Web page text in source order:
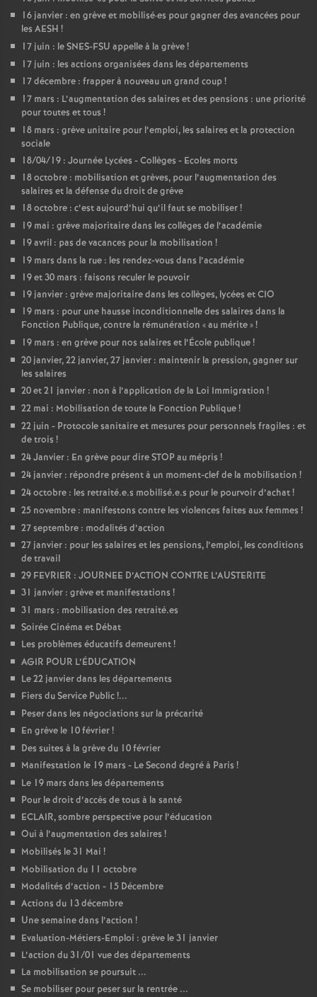
16 janvier : en grève et mobilisé·es pour gagner des avancées pour
les AESH !
17 juin : le SNES-FSU appelle à la grève!
17 juin : les actions organisées dans les départements
17 décembre : frapper à nouveau un grand coup!
17 mars : L’augmentation des salaires et des pensions : une priorité
pour toutes et tous !
18 mars : grève unitaire pour l’emploi, les salaires et la protection
sociale
18/04/19 : Journée Lycées - Collèges - Ecoles morts
18 octobre : mobilisation et grèves, pour l’augmentation des
salaires et la défense du droit de grève
18 octobre : c’est aujourd’hui qu’il faut se mobiliser!
19 mai : grève majoritaire dans les collèges de l’académie
19 avril : pas de vacances pour la mobilisation !
19 mars dans la rue : les rendez-vous dans l’académie
19 et 30 mars : faisons reculer le pouvoir
19 janvier : grève majoritaire dans les collèges, lycées et CIO
19 mars : pour une hausse inconditionnelle des salaires dans la
Fonction Publique, contre la rémunération «au mérite»!
19 mars : en grève pour nos salaires et l’École publique!
20 janvier, 22 janvier, 27 janvier : maintenir la pression, gagner sur
les salaires
20 et 21 janvier : non à l’application de la Loi Immigration !
22 mai : Mobilisation de toute la Fonction Publique!
22 juin - Protocole sanitaire et mesures pour personnels fragiles : et
de trois !
24 Janvier : En grève pour dire STOP au mépris !
24 janvier : répondre présent à un moment-clef de la mobilisation !
24 octobre : les retraité.e.s mobilisé.e.s pour le pourvoir d’achat!
25 novembre : manifestons contre les violences faites aux femmes !
27 septembre : modalités d’action
27 janvier : pour les salaires et les pensions, l’emploi, les conditions
de travail
29 FEVRIER : JOURNEE D’ACTION CONTRE L’AUSTERITE
31 janvier : grève et manifestations !
31 mars : mobilisation des retraité.es
Soirée Cinéma et Débat
Les problèmes éducatifs demeurent!
AGIR POUR L’ÉDUCATION
Le 22 janvier dans les départements
Fiers du Service Public!...
Peser dans les négociations sur la précarité
En grève le 10 février!
Des suites à la grève du 10 février
Manifestation le 19 mars - Le Second degré à Paris !
Le 19 mars dans les départements
Pour le droit d’accès de tous à la santé
ECLAIR, sombre perspective pour l’éducation
Oui à l’augmentation des salaires !
Mobilisés le 31 Mai !
Mobilisation du 11 octobre
Modalités d’action - 15 Décembre
Actions du 13 décembre
Une semaine dans l’action !
Evaluation-Métiers-Emploi : grève le 31 janvier
L’action du 31/01 vue des départements
La mobilisation se poursuit ...
Se mobiliser pour peser sur la rentrée ...